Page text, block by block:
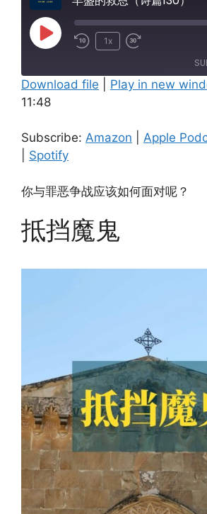
Play
1x
Amazon
RSS FEED
SHARE
LINK
EMBED
Download file Play in new
11:48
Subscribe: Amazon Apple
Spotify
你与罪恶争战应该如何面对呢？
抵挡魔鬼